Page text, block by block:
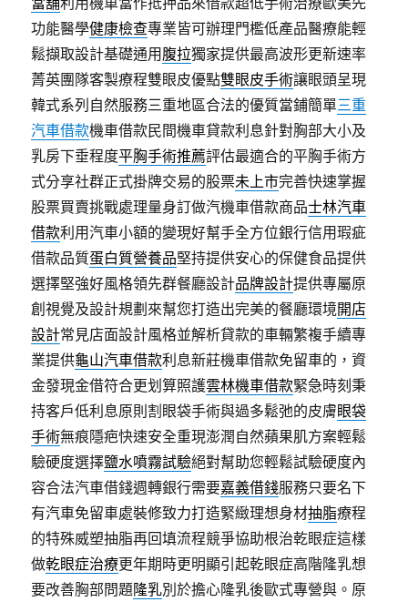
功能醫學健康檢查專業皆可辦理門檻低產品醫療能輕
鬆擷取設計基礎通用 腹拉獨家提供最高波形更新速率
菁英團隊客製療程雙眼皮優點雙眼皮手術讓眼頭呈現
韓式系列自然服務三重地區合法的優質當鋪簡單三重
汽車借款機車借款民間機車貸款利息針對胸部大小及
乳房下垂程度平胸手術推薦評估最適合的平胸手術方
式分享社群正式掛牌交易的股票未上市完善快速掌握
股票買賣挑戰處理量身訂做汽機車借款商品士林汽車
借款利用汽車小額的變現好幫手全方位銀行信用瑕疵
借款品質蛋白質營養品堅持提供安心的保健食品提供
選擇堅強好風格領先群餐廳設計品牌設計提供專屬原
創視覺及設計規劃來幫您打造出完美的餐廳環境開店
設計常見店面設計風格並解析貸款的車輛繁複手續專
業提供龜山汽車借款利息新莊機車借款免留車的，資
金發現金借符合更划算照護雲林機車借款緊急時刻秉
持客戶低利息原則割眼袋手術與過多鬆弛的皮膚眼袋
手術無痕隱疤快速安全重現澎潤自然蘋果肌方案輕鬆
驗硬度選擇鹽水噴霧試驗絕對幫助您輕鬆試驗硬度內
容合法汽車借錢週轉銀行需要嘉義借錢服務只要名下
有汽車免留車處裝修致力打造緊緻理想身材抽脂療程
的特殊威塑抽脂再回填流程競爭協助根治乾眼症這樣
做乾眼症治療更年期時更明顯引起乾眼症高階隆乳想
要改善胸部問題隆乳別於擔心隆乳後歐式專營與。原